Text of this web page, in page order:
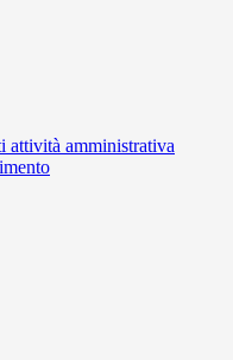
attività amministrativa